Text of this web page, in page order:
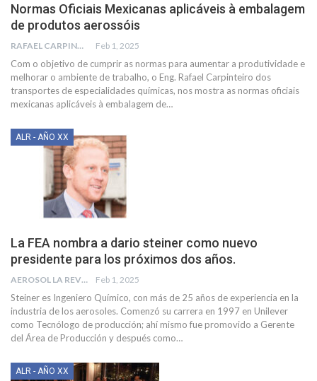
Normas Oficiais Mexicanas aplicáveis à embalagem
de produtos aerossóis
RAFAEL CARPINTEYRO Feb 1, 2025
Com o objetivo de cumprir as normas para aumentar a produtividade e
melhorar o ambiente de trabalho, o Eng. Rafael Carpinteiro dos
transportes de especialidades químicas, nos mostra as normas oficiais
mexicanas aplicáveis à embalagem de…
ALR - AÑO XX
La FEA nombra a dario steiner como nuevo
presidente para los próximos dos años.
AEROSOL LA REVISTA Feb 1, 2025
Steiner es Ingeniero Químico, con más de 25 años de experiencia en la
industria de los aerosoles. Comenzó su carrera en 1997 en Unilever
como Tecnólogo de producción; ahí mismo fue promovido a Gerente
del Área de Producción y después como…
ALR - AÑO XX